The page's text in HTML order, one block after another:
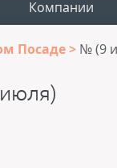
Компании
Посаде № (9